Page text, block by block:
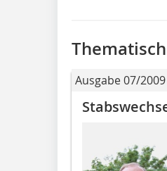
Ausgabe 07/2009